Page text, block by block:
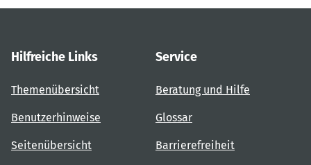
Hilfreiche Links
Themenübersicht
Benutzerhinweise
Seitenübersicht
Service
Beratung und Hilfe
Glossar
Barrierefreiheit